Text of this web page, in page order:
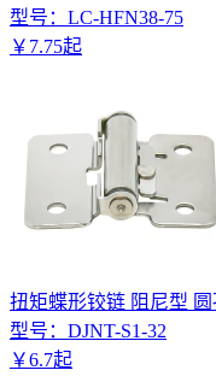
型号： LC-HFN38-75
￥ 7.75起
扭矩蝶形铰链 阻尼型
型号： DJNT-S1-32
￥6.7起